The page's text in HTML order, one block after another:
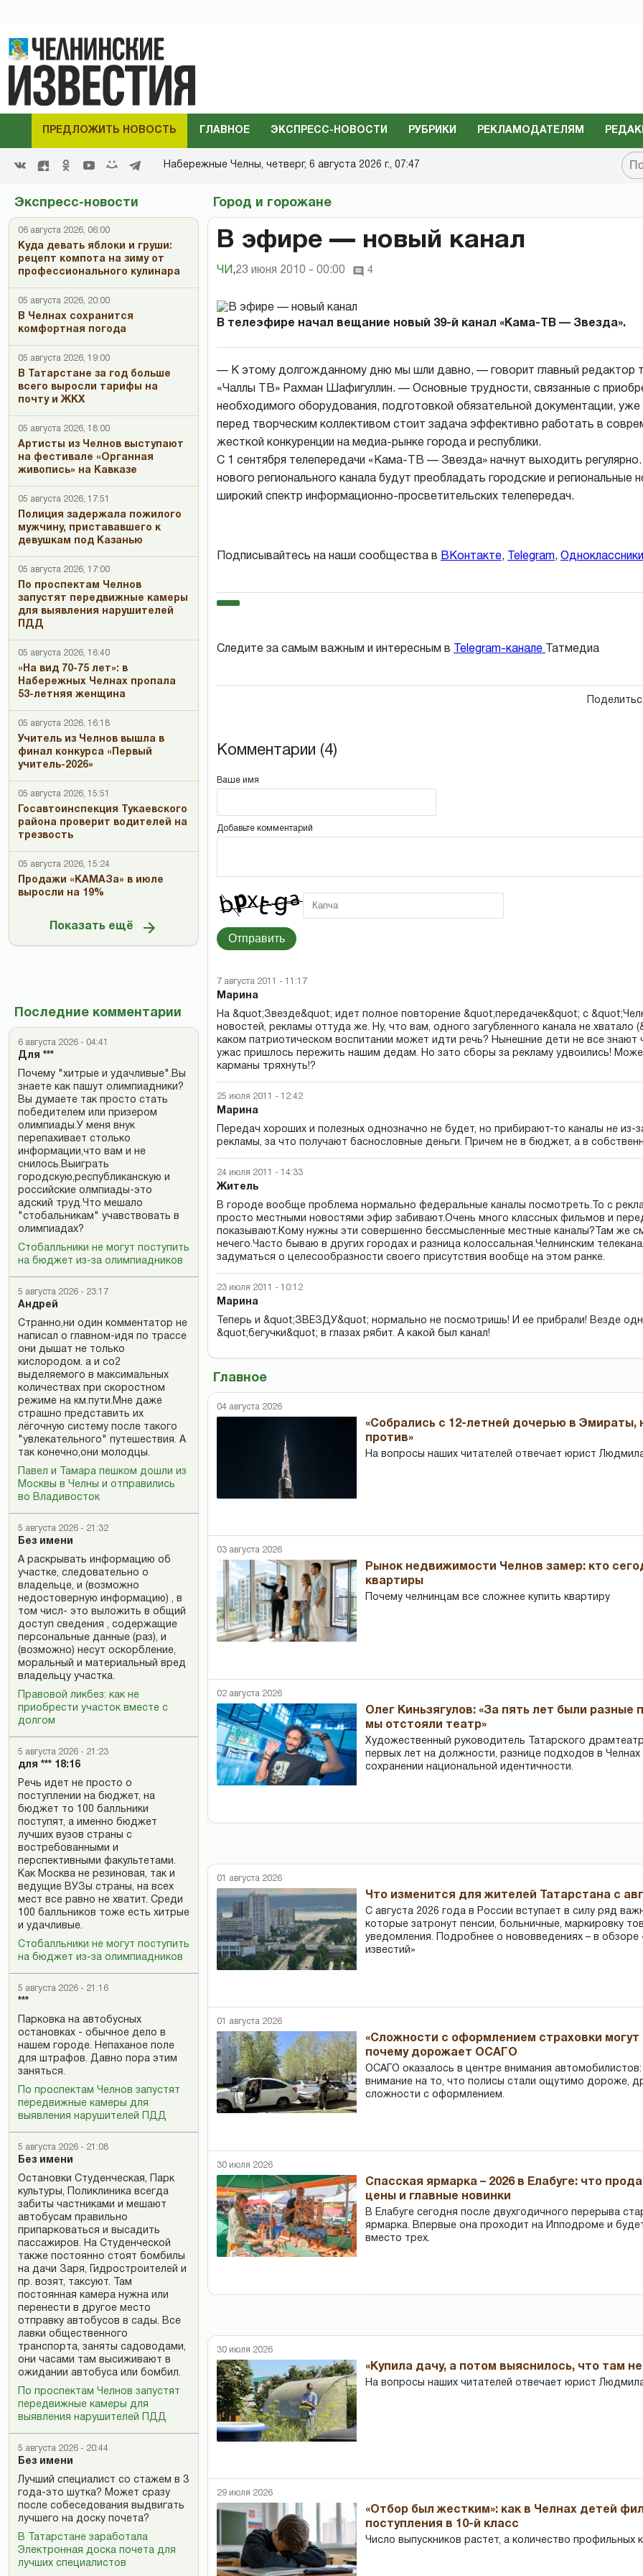
ПРЕДЛОЖИТЬ НОВОСТЬ ГЛАВНОЕ ЭКСПРЕСС-НОВОСТИ РУБРИКИ РЕКЛАМОДАТЕЛЯМ
Набережные Челны, четверг, 6 августа 2026 г., 07:47
Экспресс-новости
06 августа 2026, 06:00
Куда девать яблоки и груши:
рецепт компота на зиму от
профессионального кулинара
05 августа 2026, 20:00
В Челнах сохранится
комфортная погода
05 августа 2026, 19:00
В Татарстане за год больше
всего выросли тарифы на
почту и ЖКХ
05 августа 2026, 18:00
Артисты из Челнов выступают
на фестивале «Органная
живопись» на Кавказе
05 августа 2026, 17:51
Полиция задержала пожилого
мужчину, пристававшего к
девушкам под Казанью
05 августа 2026, 17:00
По проспектам Челнов
запустят передвижные камеры
для выявления нарушителей
ПДД
05 августа 2026, 16:40
«На вид 70-75 лет»: в
Набережных Челнах пропала
53-летняя женщина
05 августа 2026, 16:18
Учитель из Челнов вышла в
финал конкурса «Первый
учитель-2026»
05 августа 2026, 15:51
Госавтоинспекция Тукаевского
района проверит водителей на
трезвость
05 августа 2026, 15:24
Продажи «КАМАЗа» в июле
выросли на 19%
Показать ещё
Последние комментарии
6 августа 2026 - 04:41
Для ***
Почему "хитрые и удачливые".Вы
знаете как пашут олимпиадники?
Вы думаете так просто стать
победителем или призером
олимпиады.У меня внук
перепахивает столько
информации,что вам и не
снилось.Выиграть
городскую,республиканскую и
российские олмпиады-это
адский труд.Что мешало
"стобальникам" учавствовать в
олимпиадах?
Стобалльники не могут поступить
на бюджет из-за олимпиадников
5 августа 2026 - 23:17
Андрей
Странно,ни один комментатор не
написал о главном-идя по трассе
они дышат не только
кислородом. а и со2
выделяемого в максимальных
количествах при скоростном
режиме на км.пути.Мне даже
страшно представить их
лёгочную систему после такого
"увлекательного" путешествия. А
так конечно,они молодцы.
Павел и Тамара пешком дошли из
Москвы в Челны и отправились
во Владивосток
5 августа 2026 - 21:32
Без имени
А раскрывать информацию об
участке, следовательно о
владельце, и (возможно
недостоверную информацию) , в
том числ- это выложить в общий
доступ сведения , содержащие
персональные данные (раз), и
(возможно) несут оскорбление,
моральный и материальный вред
владельцу участка.
Правовой ликбез: как не
приобрести участок вместе с
долгом
5 августа 2026 - 21:23
для *** 18:16
Речь идет не просто о
поступлении на бюджет, на
бюджет то 100 балльники
поступят, а именно бюджет
лучших вузов страны с
востребованными и
перспективными факультетами.
Как Москва не резиновая, так и
ведущие ВУЗы страны, на всех
мест все равно не хватит. Среди
100 балльников тоже есть хитрые
и удачливые.
Стобалльники не могут поступить
на бюджет из-за олимпиадников
5 августа 2026 - 21:16
***
Парковка на автобусных
остановках - обычное дело в
нашем городе. Непаханое поле
для штрафов. Давно пора этим
заняться.
По проспектам Челнов запустят
передвижные камеры для
выявления нарушителей ПДД
5 августа 2026 - 21:08
Без имени
Остановки Студенческая, Парк
культуры, Поликлиника всегда
забиты частниками и мешают
автобусам правильно
припарковаться и высадить
пассажиров. На Студенческой
также постоянно стоят бомбилы
на дачи Заря, Гидростроителей и
пр. возят, таксуют. Там
постоянная камера нужна или
перенести в другое место
отправку автобусов в сады. Все
лавки общественного
транспорта, заняты садоводами,
они часами там высиживают в
ожидании автобуса или бомбил.
По проспектам Челнов запустят
передвижные камеры для
выявления нарушителей ПДД
5 августа 2026 - 20:44
Без имени
Лучший специалист со стажем в 3
года-это шутка? Может сразу
после собеседования выдвигать
лучшего на доску почета?
В Татарстане заработала
Электронная доска почета для
лучших специалистов
Город и горожане
В эфире — новый канал
ЧИ ,23 июня 2010 - 00:00 4
В телеэфире начал вещание новый 39-й канал «Кама-ТВ — Звезда».
— К этому долгожданному дню мы шли давно, — говорит главный редактор
«Чаллы ТВ» Рахман Шафигуллин. — Основные трудности, связанные с
необходимого оборудования, подготовкой обязательной документации,
перед творческим коллективом стоит задача эффективно работать в
жесткой конкуренции на медиа-рынке города и республики.
С 1 сентября телепередачи «Кама-ТВ — Звезда» начнут выходить
нового регионального канала будут преобладать городские и региональные
широкий спектр информационно-просветительских телепередач.
Подписывайтесь на наши сообщества в ВКонтакте, Telegram, Одноклассники
Следите за самым важным и интересным в Telegram-канале Татмедиа
Комментарии (4)
Ваше имя
Добавьте комментарий
Отправить
7 августа 2011 - 11:17
Марина
На &quot;Звезде&quot; идет полное повторение &quot;передачек&quot; с
новостей, рекламы оттуда же. Ну, что вам, одного загубленного канала не хватало
каком патриотическом воспитании может идти речь? Нынешние дети не все знают
ужас пришлось пережить нашим дедам. Но зато сборы за рекламу удвоились!
карманы тряхнуть!?
25 июля 2011 - 12:42
Марина
Передач хороших и полезных однозначно не будет, но прибирают-то каналы не из-
рекламы, за что получают баснословные деньги. Причем не в бюджет, а в
24 июля 2011 - 14:33
Житель
В городе вообще проблема нормально федеральные каналы посмотреть.То с
просто местными новостями эфир забивают.Очень много классных фильмов и
показывают.Кому нужны эти совершенно бессмысленные местные каналы?Там же
нечего.Часто бываю в других городах и разница колоссальная.Челнинским
задуматься о целесообразности своего присутствия вообще на этом ранке.
23 июля 2011 - 10:12
Марина
Теперь и &quot;ЗВЕЗДУ&quot; нормально не посмотришь! И ее прибрали! Везде
&quot;бегучки&quot; в глазах рябит. А какой был канал!
Главное
04 августа 2026
«Собрались с 12-летней дочерью в
против»
На вопросы наших читателей отвечает юрист
03 августа 2026
Рынок недвижимости Челнов замер: кто
квартиры
Почему челнинцам все сложнее купить квартиру
02 августа 2026
Олег Киньзягулов: «За пять лет были разные
мы отстояли театр»
Художественный руководитель Татарского
первых лет на должности, разнице подходов в Челнах
сохранении национальной идентичности.
01 августа 2026
Что изменится для жителей Татарстана с
С августа 2026 года в России вступает в силу ряд
которые затронут пенсии, больничные, маркировку
уведомления. Подробнее о нововведениях – в обзоре
известий»
01 августа 2026
«Сложности с оформлением страховки могут
почему дорожает ОСАГО
ОСАГО оказалось в центре внимания
внимание на то, что полисы стали ощутимо дороже,
сложности с оформлением.
30 июля 2026
Спасская ярмарка – 2026 в Елабуге: что
цены и главные новинки
В Елабуге сегодня после двухгодичного перерыва
ярмарка. Впервые она проходит на Ипподроме и
вместо трех.
30 июля 2026
«Купила дачу, а потом выяснилось, что там
На вопросы наших читателей отвечает юрист
29 июля 2026
«Отбор был жестким»: как в Челнах детей
поступления в 10-й класс
Число выпускников растет, а количество профильных